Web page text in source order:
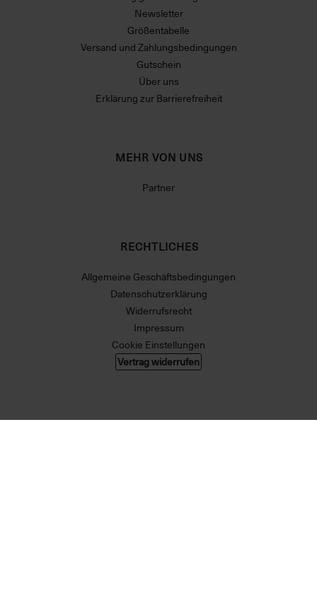
Newsletter
Größentabelle
Versand und Zahlungsbedingungen
Gutschein
Über uns
Erklärung zur Barrierefreiheit
MEHR VON UNS
Partner
RECHTLICHES
Allgemeine Geschäftsbedingungen
Datenschutzerklärung
Widerrufsrecht
Impressum
Cookie Einstellungen
Vertrag widerrufen